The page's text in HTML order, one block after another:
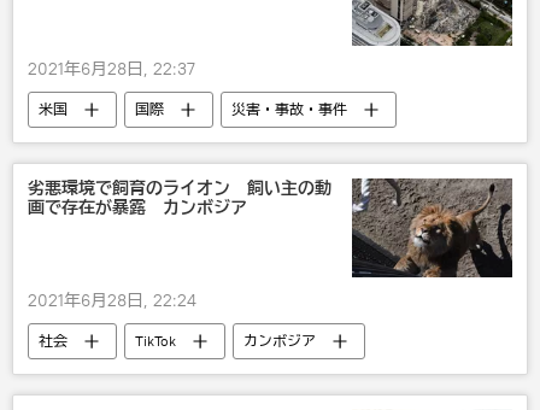
2021年6月28日, 22:37
米国 国際
災害・事故・事件
社会
劣悪環境で飼育のライオン 飼い主の動
画で存在が暴露 カンボジア
2021年6月28日, 22:24
社会 TikTok カンボジア